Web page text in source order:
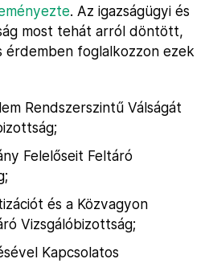
. Az igazságügyi és
most tehát arról döntött,
érdemben foglalkozzon ezek
Rendszerszintű Válságát
Felelőseit Feltáró
és a Közvagyon
Vizsgálóbizottság;
Kapcsolatos